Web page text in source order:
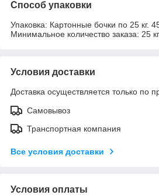
Способ упаковки
Упаковка: Картонные бочки по 25 кг.
Минимальное количество заказа: 25
Условия доставки
Доставка осуществляется только по
Самовывоз
Транспортная компания
Все условия доставки
Условия оплаты